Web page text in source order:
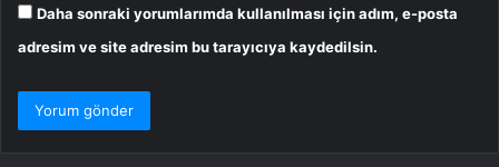
Daha sonraki yorumlarımda kullanılması için adım, e-posta
adresim ve site adresim bu tarayıcıya kaydedilsin.